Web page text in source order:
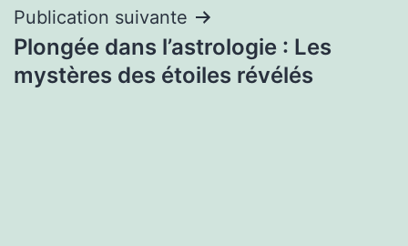
Publication suivante
Plongée dans l’astrologie : Les
mystères des étoiles révélés